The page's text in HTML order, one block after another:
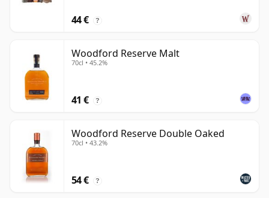
44 € ?
Woodford Reserve Malt
70cl • 45.2%
41 € ?
Woodford Reserve Double Oaked
70cl • 43.2%
54 € ?